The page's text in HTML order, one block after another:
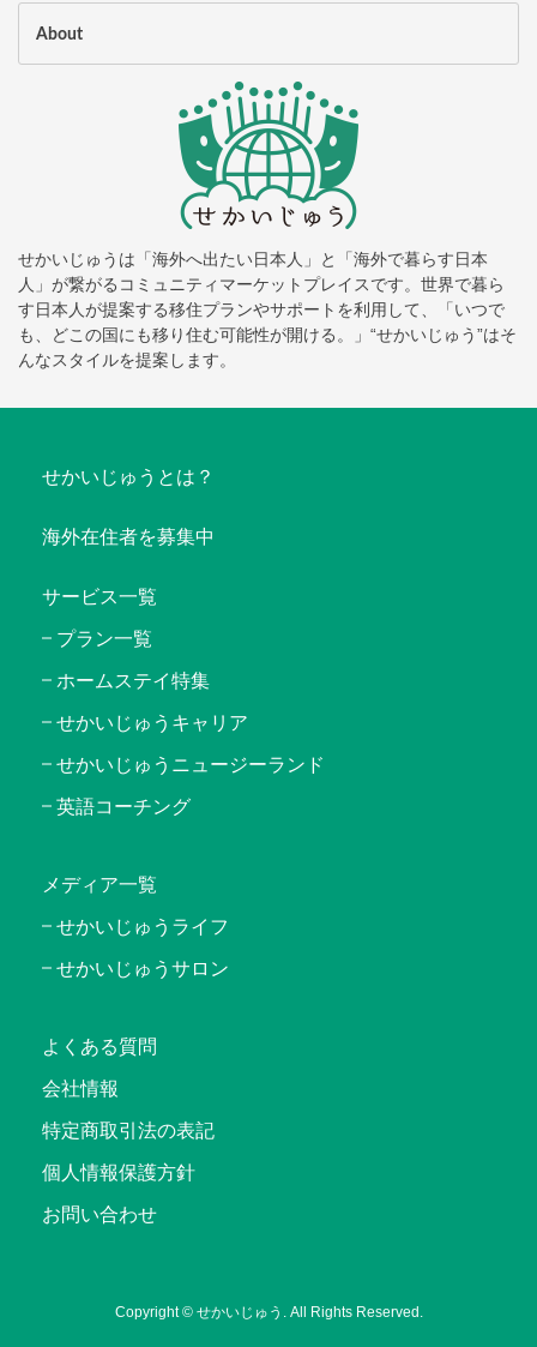
About
せかいじゅうは「海外へ出たい日本人」と「海外で暮らす日本
人」が繋がるコミュニティマーケットプレイスです。世界で暮ら
す日本人が提案する移住プランやサポートを利用して、「いつで
も、どこの国にも移り住む可能性が開ける。」“せかいじゅう”はそ
んなスタイルを提案します。
せかいじゅうとは？
海外在住者を募集中
サービス一覧
プラン一覧
ホームステイ特集
せかいじゅうキャリア
せかいじゅうニュージーランド
英語コーチング
メディア一覧
せかいじゅうライフ
せかいじゅうサロン
よくある質問
会社情報
特定商取引法の表記
個人情報保護方針
お問い合わせ
Copyright © せかいじゅう. All Rights Reserved.